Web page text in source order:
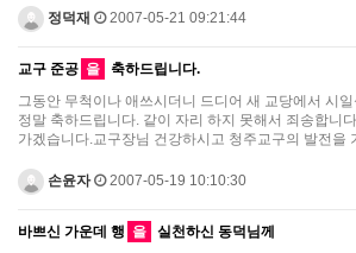
정덕재 2007-05-21 09:21:44
교구 준공 을
축하드립니다.
그동안 무척이나 애쓰시더니 드디어 새 교당에서 시
정말 축하드립니다. 같이 자리 하지 못해서 죄송합니
가겠습니다.교구장님 건강하시고 청주교구의 발전을
손윤자 2007-05-19 10:10:30
바쁘신 가운데 행 을
실천하신 동덕님께